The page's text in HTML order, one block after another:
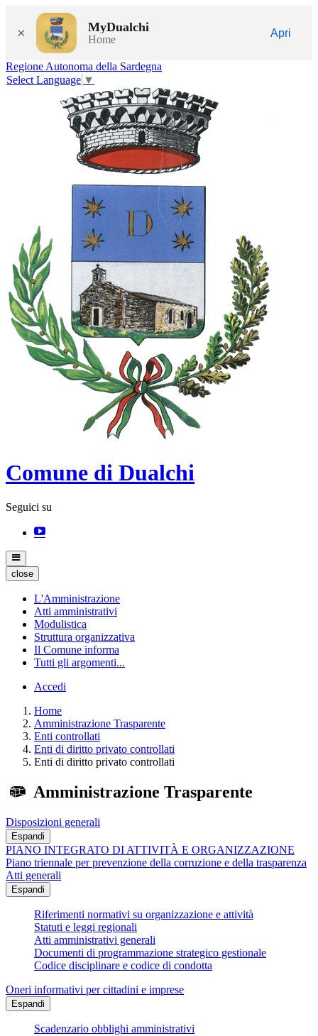
× MyDualchi
Home
Apri
Regione Autonoma della Sardegna
Select Language ▼
Comune di Dualchi
Seguici su
close
L'Amministrazione
Atti amministrativi
Modulistica
Struttura organizzativa
Il Comune informa
Tutti gli argomenti...
Accedi
Home
Amministrazione Trasparente
Enti controllati
Enti di diritto privato controllati
Enti di diritto privato controllati
Amministrazione Trasparente
Disposizioni generali
Espandi
PIANO INTEGRATO DI ATTIVITÀ E ORGANIZZAZIONE
Piano triennale per prevenzione della corruzione e della trasparenza
Atti generali
Espandi
Riferimenti normativi su organizzazione e attività
Statuti e leggi regionali
Atti amministrativi generali
Documenti di programmazione strategico gestionale
Codice disciplinare e codice di condotta
Oneri informativi per cittadini e imprese
Espandi
Scadenzario obblighi amministrativi